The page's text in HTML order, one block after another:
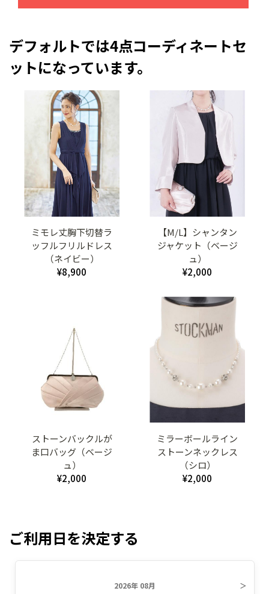
デフォルトでは4点コーディネートセ
ットになっています。
ミモレ丈胸下切替ラ
ッフルフリルドレス
（ネイビー）
¥8,900
【M/L】シャンタン
ジャケット（ベージ
ュ）
¥2,000
ストーンバックルが
ま口バッグ（ベージ
ュ）
¥2,000
ミラーボールライン
ストーンネックレス
（シロ）
¥2,000
ご利用日を決定する
2026年 08月 ＞